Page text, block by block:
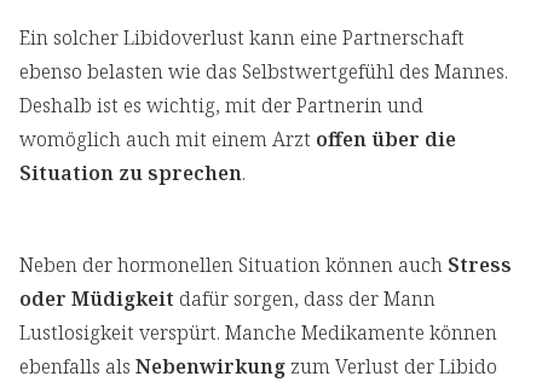
Ein solcher Libidoverlust kann eine Partnerschaft
ebenso belasten wie das Selbstwertgefühl des Mannes.
Deshalb ist es wichtig, mit der Partnerin und
womöglich auch mit einem Arzt offen über die
Situation zu sprechen.
Neben der hormonellen Situation können auch Stress
oder Müdigkeit dafür sorgen, dass der Mann
Lustlosigkeit verspürt. Manche Medikamente können
ebenfalls als Nebenwirkung zum Verlust der Libido